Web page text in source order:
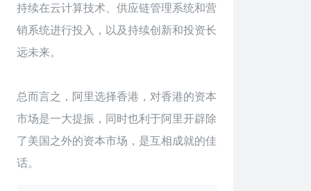
持续在云计算技术、供应链管理系统和营
销系统进行投入，以及持续创新和投资长
远未来。
总而言之，阿里选择香港，对香港的资本
市场是一大提振，同时也利于阿里开辟除
了美国之外的资本市场，是互相成就的佳
话。